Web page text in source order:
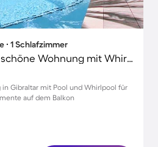
∙ 1 Schlafzimmer
Familienorientierte schöne Wohnung mit Whirlpool und Pool | Perfekt für die Arbeit von Zuhause
Gibraltar mit Pool und Whirlpool für
auf dem Balkon